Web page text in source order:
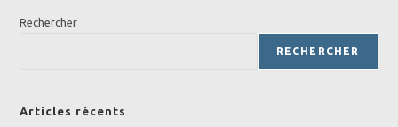
Rechercher
RECHERCHER
Articles récents